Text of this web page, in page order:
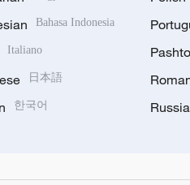
Bahasa Indonesia
Italiano
日本語
한국어
Pashto